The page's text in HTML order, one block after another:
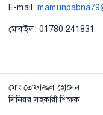
E-mail:
মোবাইল: 01780 241831
মোঃ তোফাজ্জল হোসেন
সিনিয়র সহকারী শিক্ষক